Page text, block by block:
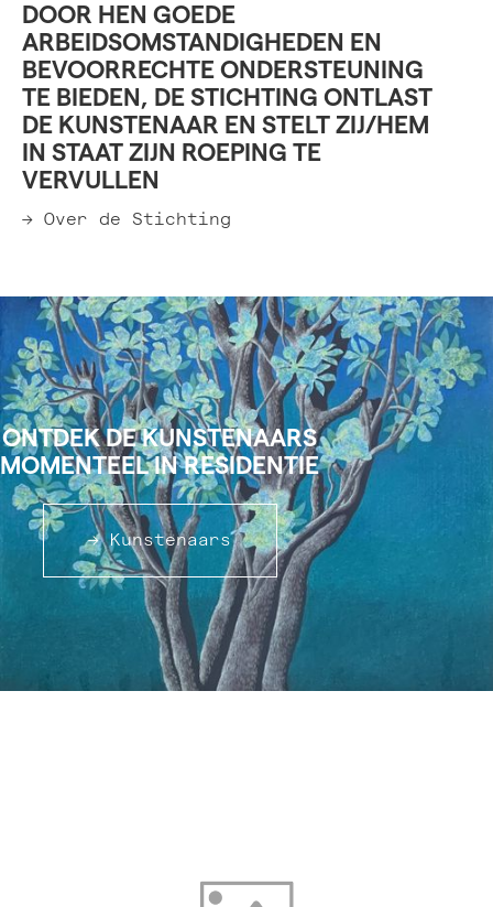
DOOR HEN GOEDE
ARBEIDSOMSTANDIGHEDEN EN
BEVOORRECHTE ONDERSTEUNING
TE BIEDEN, DE STICHTING ONTLAST
DE KUNSTENAAR EN STELT ZIJ/HEM
IN STAAT ZIJN ROEPING TE
VERVULLEN
→ Over de Stichting
ONTDEK DE KUNSTENAARS
MOMENTEEL IN RESIDENTIE
→ Kunstenaars